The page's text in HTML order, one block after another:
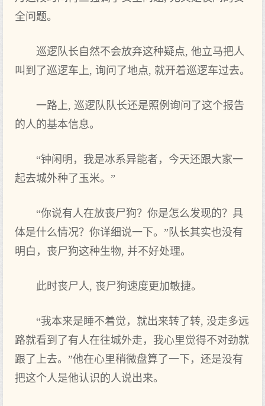
全问题。
巡逻队长自然不会放弃这种疑点, 他立马把人
叫到了巡逻车上, 询问了地点, 就开着巡逻车过去。
一路上, 巡逻队队长还是照例询问了这个报告
的人的基本信息。
“钟闲明，我是冰系异能者，今天还跟大家一
起去城外种了玉米。”
“你说有人在放丧尸狗？你是怎么发现的？具
体是什么情况？你详细说一下。”队长其实也没有
明白，丧尸狗这种生物, 并不好处理。
此时丧尸人, 丧尸狗速度更加敏捷。
“我本来是睡不着觉，就出来转了转, 没走多远
路就看到了有人在往城外走，我心里觉得不对劲就
跟了上去。”他在心里稍微盘算了一下，还是没有
把这个人是他认识的人说出来。